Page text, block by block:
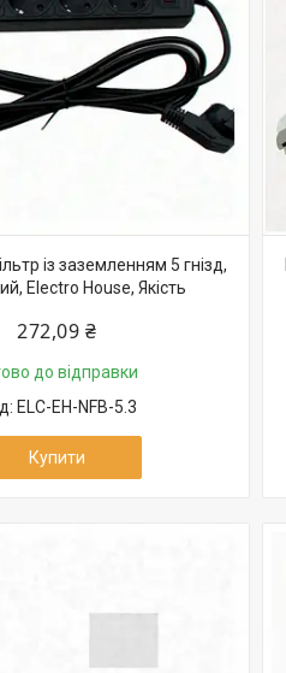
із заземленням 5 гнізд,
Electro House, Якість
272,09 ₴
до відправки
ELC-EH-NFB-5.3
Купити